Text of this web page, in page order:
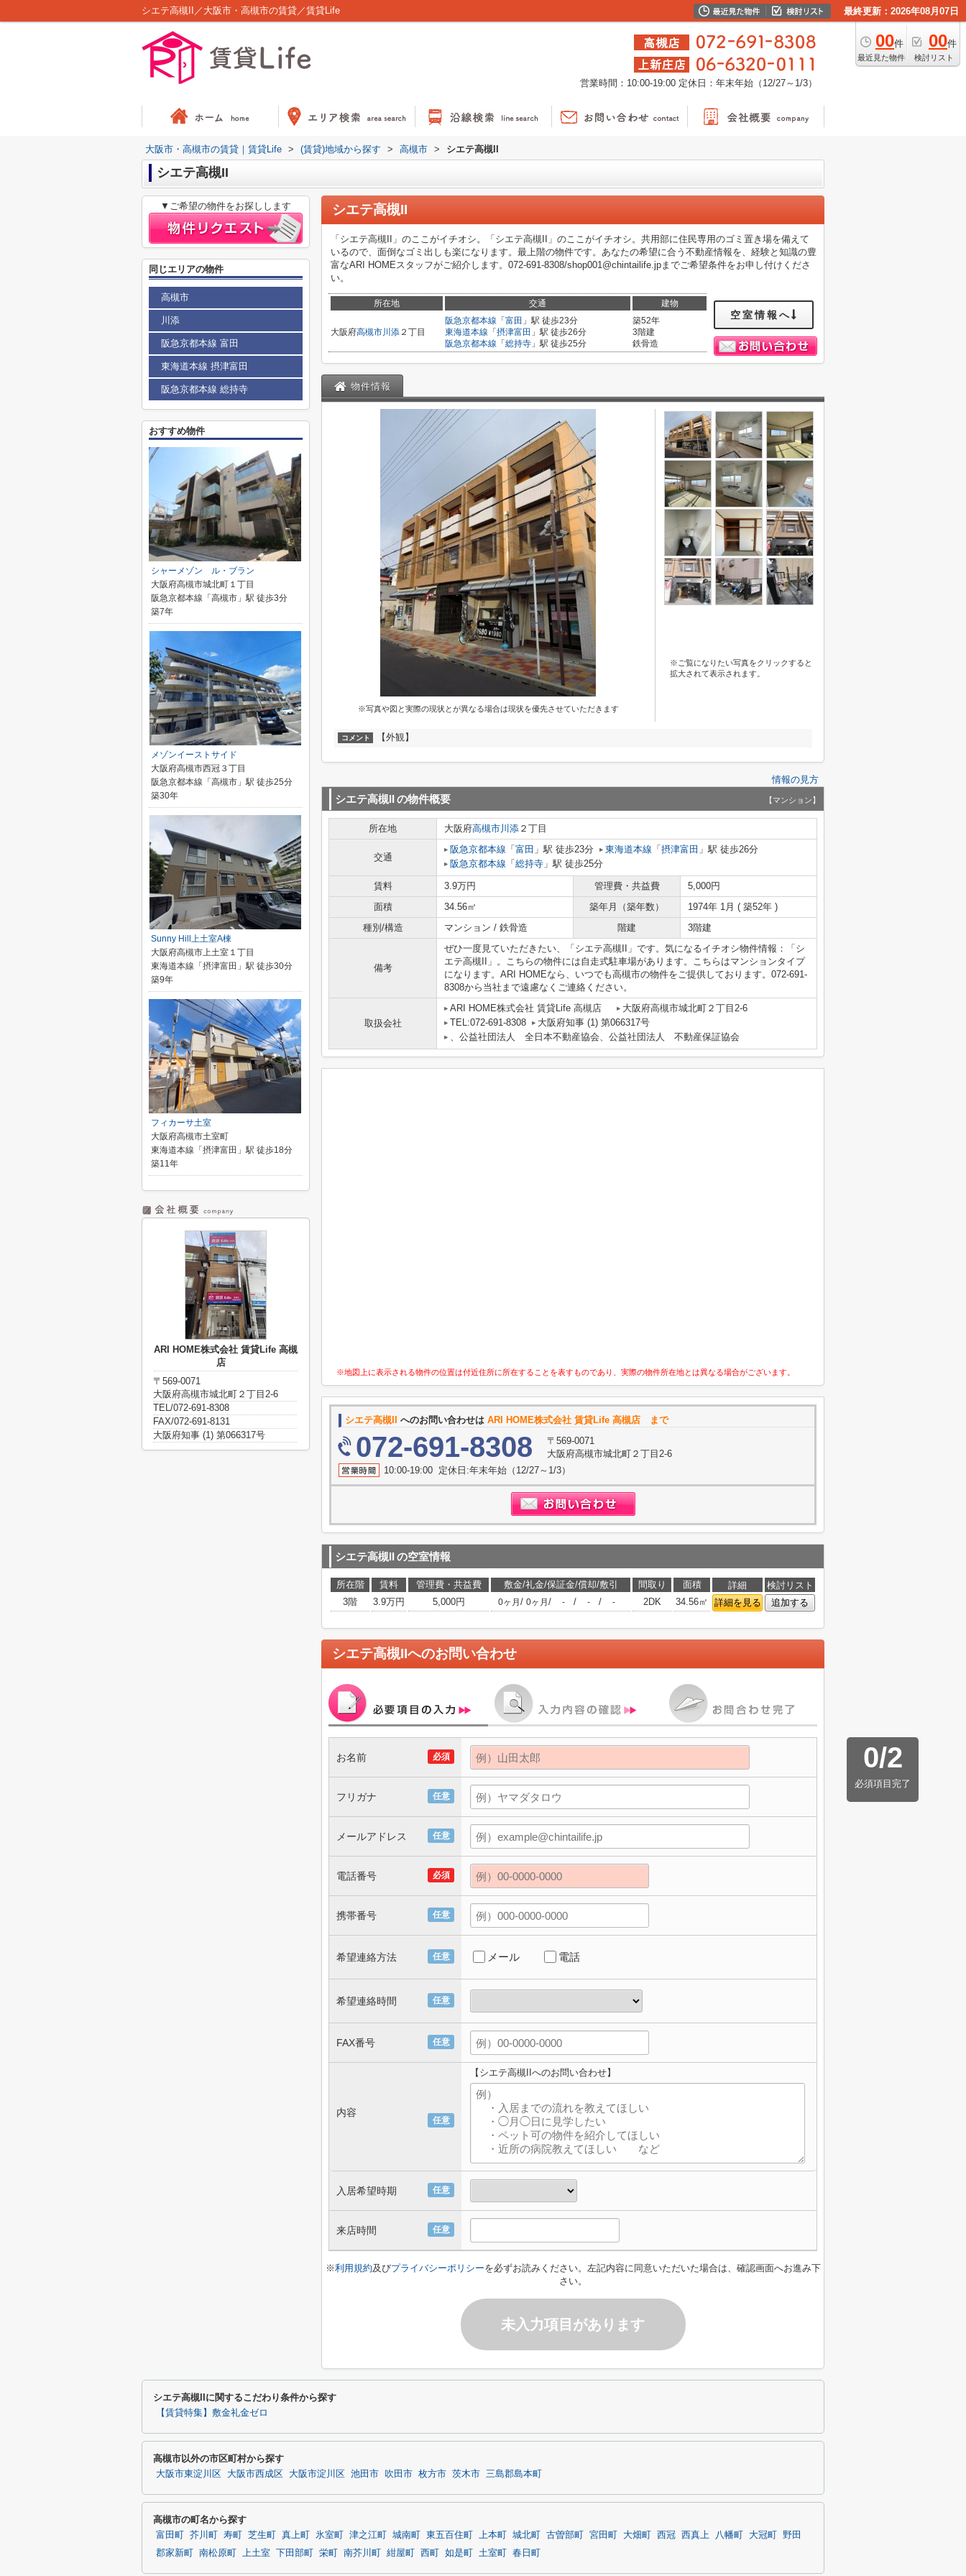
シエテ高槻II／大阪市・高槻市の賃貸／賃貸Life 最終更新：2026年08月07日
00件
最近見た物件
00件
検討リスト
営業時間：10:00-19:00 定休日：年末年始（12/27～1/3）
大阪市・高槻市の賃貸｜賃貸Life > (賃貸)地域から探す > 高槻市 > シエテ高槻II
シエテ高槻II
シエテ高槻II
「シエテ高槻II」のここがイチオシ。「シエテ高槻II」のここがイチオシ。共用部に住民専用のゴミ置き場を備えて
いるので、面倒なゴミ出しも楽になります。最上階の物件です。あなたの希望に合う不動産情報を、経験と知識の豊
富なARI HOMEスタッフがご紹介します。072-691-8308/shop001@chintailife.jpまでご希望条件をお申し付けくださ
い。
所在地 交通 建物
大阪府高槻市川添 ２丁目
阪急京都本線 「 富田 」駅 徒歩23分
東海道本線 「 摂津富田 」駅 徒歩26分
阪急京都本線 「 総持寺 」駅 徒歩25分
築52年
3階建
鉄骨造
空室情報へ
物件情報
※写真や図と実際の現状とが異なる場合は現状を優先させていただきます
※ご覧になりたい写真をクリックすると
拡大されて表示されます。
コメント 【外観】
情報の見方
シエテ高槻II の物件概要 【マンション】
所在地 大阪府高槻市川添 ２丁目
交通
阪急京都本線 「 富田 」駅 徒歩23分 東海道本線 「 摂津富田 」駅 徒歩26分
阪急京都本線 「 総持寺 」駅 徒歩25分
賃料 3.9万円 管理費・共益費
5,000円
面積
34.56㎡ 築年月（築年数）
1974年 1月 ( 築52年 )
種別/構造
マンション / 鉄骨造 階建 3階建
備考
ぜひ一度見ていただきたい、「シエテ高槻II」です。気になるイチオシ物件情報：「シ
エテ高槻II」。こちらの物件には自走式駐車場があります。こちらはマンションタイプ
になります。ARI HOMEなら、いつでも高槻市の物件をご提供しております。072-691-
8308から当社まで遠慮なくご連絡ください。
取扱会社
ARI HOME株式会社 賃貸Life 高槻店
大阪府高槻市城北町２丁目2-6
TEL:072-691-8308
大阪府知事 (1) 第066317号
、公益社団法人 全日本不動産協会、公益社団法人 不動産保証協会
※地図上に表示される物件の位置は付近住所に所在することを表すものであり、実際の物件所在地とは異なる場合がございます。
シエテ高槻II へのお問い合わせは ARI HOME株式会社 賃貸Life 高槻店 まで
072-691-8308
〒569-0071
大阪府高槻市城北町２丁目2-6
10:00-19:00 定休日:年末年始（12/27～1/3）
シエテ高槻II の空室情報
所在階 賃料 管理費・共益費 敷金/礼金/保証金/償却/敷引 間取り 面積 詳細
検討リスト
3階
3.9万円 5,000円 0ヶ月 / 0ヶ月 / - / - / - 2DK 34.56㎡ 詳細を見る 追加する
シエテ高槻IIへのお問い合わせ
0/2
必須項目完了
必須
お名前
任意
フリガナ
任意
メールアドレス
必須
電話番号
任意
携帯番号
任意
希望連絡方法 メール 電話
任意
希望連絡時間
任意
FAX番号
任意
内容
【シエテ高槻IIへのお問い合わせ】
任意
入居希望時期
任意
来店時間
※利用規約及びプライバシーポリシーを必ずお読みください。左記内容に同意いただいた場合は、確認画面へお進み下
さい。
未入力項目があります
▼ご希望の物件をお探しします
同じエリアの物件
高槻市
川添
阪急京都本線 富田
東海道本線 摂津富田
阪急京都本線 総持寺
おすすめ物件
シャーメゾン ル・ブラン
大阪府高槻市城北町１丁目
阪急京都本線「高槻市」駅 徒歩3分
築7年
メゾンイーストサイド
大阪府高槻市西冠３丁目
阪急京都本線「高槻市」駅 徒歩25分
築30年
Sunny Hill上土室A棟
大阪府高槻市上土室１丁目
東海道本線「摂津富田」駅 徒歩30分
築9年
フィカーサ土室
大阪府高槻市土室町
東海道本線「摂津富田」駅 徒歩18分
築11年
ARI HOME株式会社 賃貸Life 高槻
店
〒569-0071
大阪府高槻市城北町２丁目2-6
TEL/072-691-8308
FAX/072-691-8131
大阪府知事 (1) 第066317号
シエテ高槻IIに関するこだわり条件から探す
【賃貸特集】敷金礼金ゼロ
高槻市以外の市区町村から探す
大阪市東淀川区 大阪市西成区 大阪市淀川区 池田市 吹田市 枚方市 茨木市 三島郡島本町
高槻市の町名から探す
富田町 芥川町 寿町 芝生町 真上町 氷室町 津之江町 城南町 東五百住町 上本町 城北町 古曽部町 宮田町 大畑町 西冠 西真上 八幡町 大冠町
野田
郡家新町
南松原町 上土室 下田部町 栄町 南芥川町 紺屋町 西町 如是町 土室町 春日町